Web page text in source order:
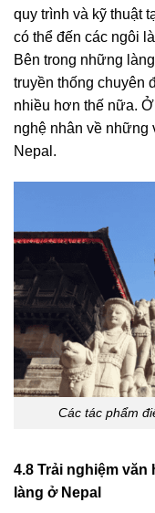
quy trình và kỹ thuật
có thể đến các ngôi
Bên trong những
truyền thống chuyên
nhiều hơn thế nữa.
nghệ nhân về những
Nepal.
Các tác phẩm
4.8 Trải nghiệm văn
làng ở Nepal